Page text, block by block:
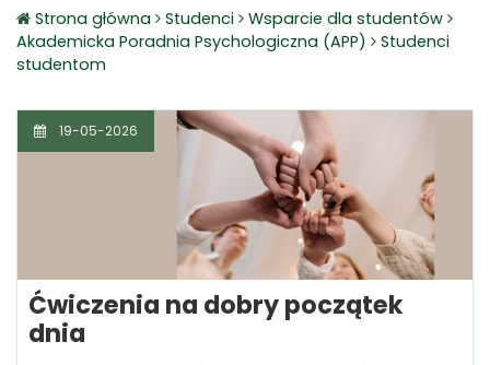
Strona główna Studenci
Wsparcie dla studentów
Akademicka Poradnia Psychologiczna (APP)
Studenci
studentom
19-05-2026
Ćwiczenia na dobry początek
dnia